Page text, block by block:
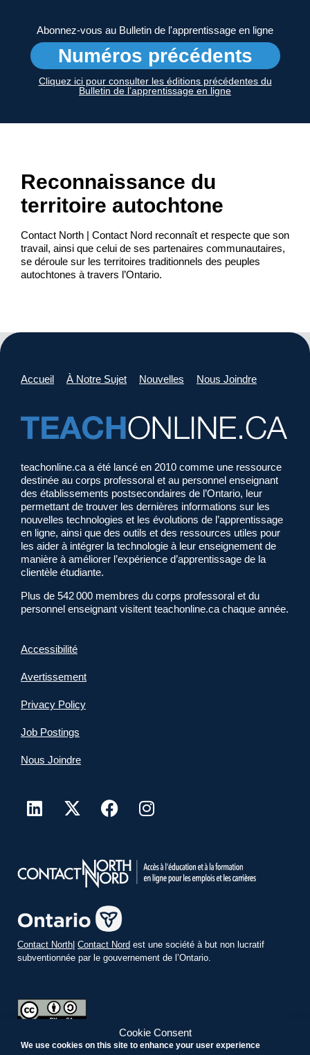
Cookie Consent
We use cookies on this site to enhance your user experience
Abonnez-vous au Bulletin de l'apprentissage en ligne
Numéros précédents
Cliquez ici pour consulter les éditions précédentes du
Bulletin de l’apprentissage en ligne
Reconnaissance du
territoire autochtone
Contact North | Contact Nord reconnaît et respecte que son
travail, ainsi que celui de ses partenaires communautaires,
se déroule sur les territoires traditionnels des peuples
autochtones à travers l’Ontario.
Accueil À Notre Sujet Nouvelles Nous Joindre
teachonline.ca a été lancé en 2010 comme une ressource
destinée au corps professoral et au personnel enseignant
des établissements postsecondaires de l’Ontario, leur
permettant de trouver les dernières informations sur les
nouvelles technologies et les évolutions de l’apprentissage
en ligne, ainsi que des outils et des ressources utiles pour
les aider à intégrer la technologie à leur enseignement de
manière à améliorer l’expérience d’apprentissage de la
clientèle étudiante.
Plus de 542 000 membres du corps professoral et du
personnel enseignant visitent teachonline.ca chaque année.
Accessibilité
Avertissement
Privacy Policy
Job Postings
Nous Joindre
Contact North Contact Nord est une société à but non lucratif
subventionnée par le gouvernement de l’Ontario.
teachonline.ca de contactnord.caest sous licence Creative Commons